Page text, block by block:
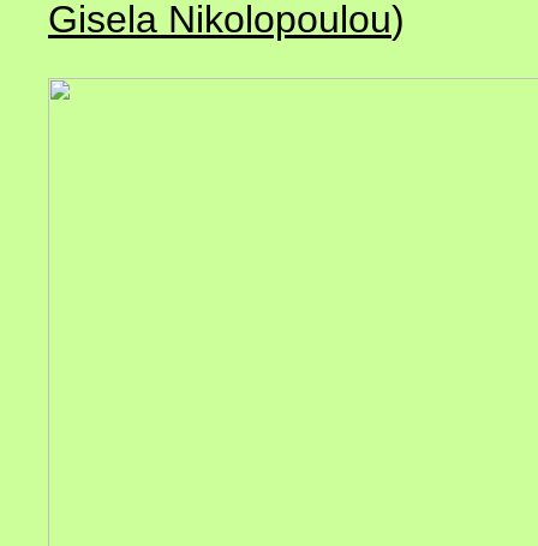
Gisela Nikolopoulou)